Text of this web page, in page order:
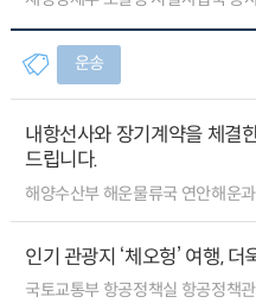
운송
내항선사와 장기계약을 체결
드립니다.
해양수산부 해운물류국 연안해운과
인기 관광지 ‘체오헝’ 여행, 더
국토교통부 항공정책실 항공정책